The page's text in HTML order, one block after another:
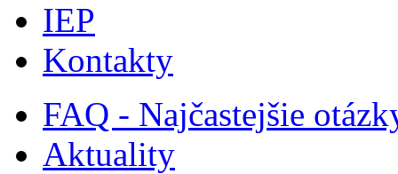
IEP
Kontakty
FAQ - Najčastejšie
Aktuality